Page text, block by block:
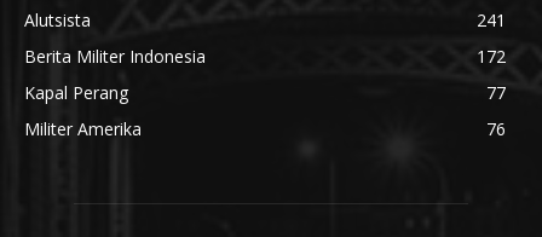
Alutsista
241
Berita Militer Indonesia
172
Kapal Perang
77
Militer Amerika
76